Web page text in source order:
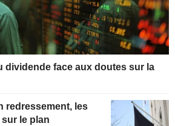
dividende face aux doutes sur la
redressement, les
le plan